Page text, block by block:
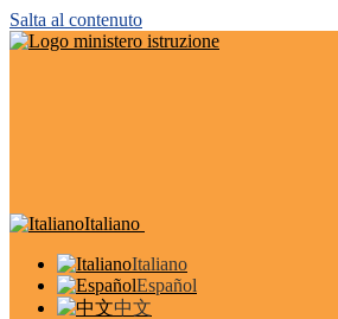
Salta al contenuto
Italiano
Italiano
Español
中文